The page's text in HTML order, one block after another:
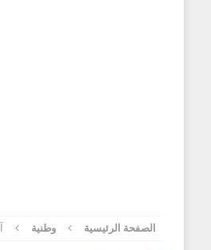
الصفحة الرئيسية وطنية